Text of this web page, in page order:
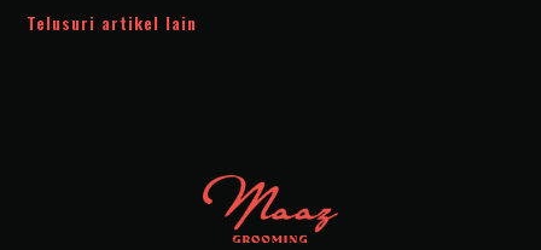
Telusuri artikel lain